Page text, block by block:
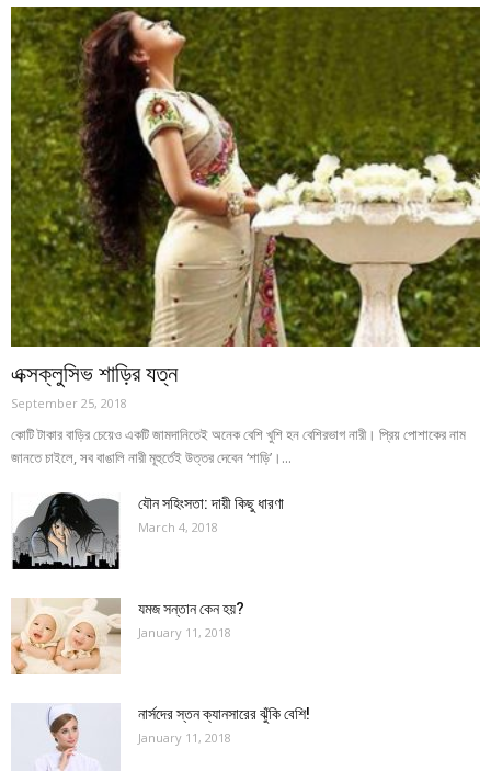
এক্সক্লুসিভ শাড়ির যত্ন
September 25, 2018
কোটি টাকার বাড়ির চেয়েও একটি জামদানিতেই অনেক বেশি খুশি হন বেশিরভাগ নারী। প্রিয় পোশাকের নাম
জানতে চাইলে, সব বাঙালি নারী মূহুর্তেই উত্তর দেবেন ‘শাড়ি’।...
যৌন সহিংসতা: দায়ী কিছু ধারণা
March 4, 2018
যমজ সন্তান কেন হয়?
January 11, 2018
নার্সদের স্তন ক্যানসারের ঝুঁকি বেশি!
January 11, 2018